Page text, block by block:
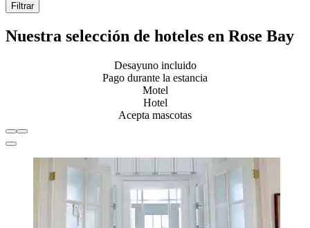
Filtrar
Nuestra selección de hoteles en Rose Bay
Desayuno incluido
Pago durante la estancia
Motel
Hotel
Acepta mascotas